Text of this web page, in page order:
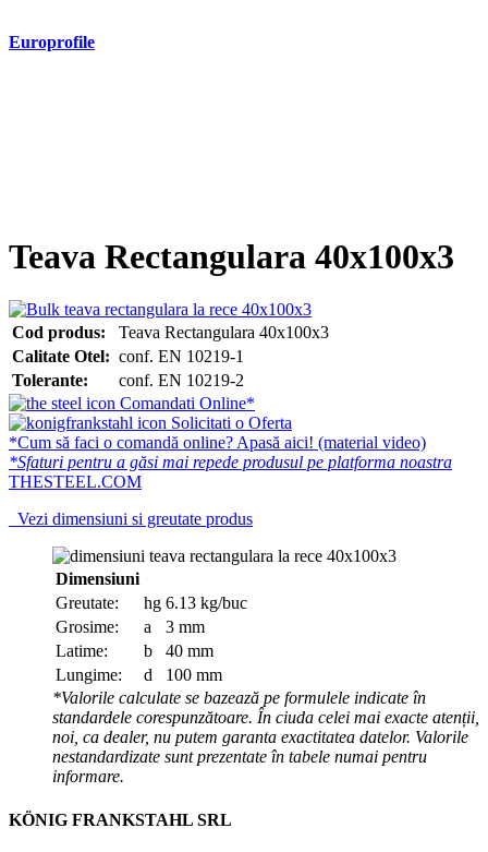
Europrofile
Teava Rectangulara 40x100x3
Cod produs:
Teava Rectangulara 40x100x3
Calitate Otel: conf. EN 10219-1
Tolerante:
conf. EN 10219-2
Comandati Online*
Solicitati o Oferta
*Cum să faci o comandă online? Apasă aici! (material video)
*Sfaturi pentru a găsi mai repede produsul pe platforma noastra
THESTEEL.COM
Vezi dimensiuni si greutate produs
Dimensiuni
Greutate:
hg 6.13 kg/buc
Grosime:
a
3 mm
Latime:
b
40 mm
Lungime:
d
100 mm
*Valorile calculate se bazează pe formulele indicate în
standardele corespunzătoare. În ciuda celei mai exacte atenții,
noi, ca dealer, nu putem garanta exactitatea datelor. Valorile
nestandardizate sunt prezentate în tabele numai pentru
informare.
KÖNIG FRANKSTAHL SRL